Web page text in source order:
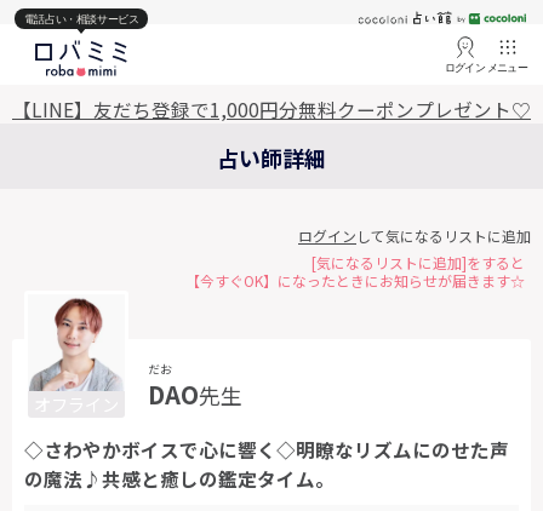
電話占い・相談サービス
ログイン メニュー
【LINE】友だち登録で1,000円分無料クーポンプレゼント♡
占い師詳細
だお
DAO先生
◇さわやかボイスで心に響く◇明瞭なリズムにのせた声
の魔法♪共感と癒しの鑑定タイム。
ログイン して気になるリストに追加
[気になるリストに追加]をすると
【今すぐOK】になったときにお知らせが届きます☆